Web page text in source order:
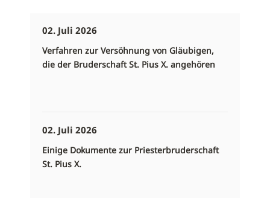
02. Juli 2026
Verfahren zur Versöhnung von Gläubigen,
die der Bruderschaft St. Pius X. angehören
02. Juli 2026
Einige Dokumente zur Priesterbruderschaft
St. Pius X.